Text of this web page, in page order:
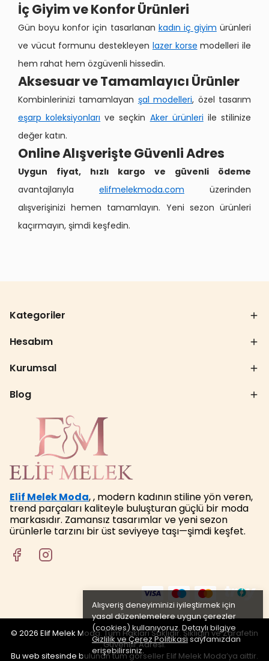
Alışveriş deneyiminizi iyileştirmek için
yasal düzenlemelere uygun çerezler
(cookies) kullanıyoruz. Detaylı bilgiye
Gizlilik ve Çerez Politikasısayfamızdan
erişebilirsiniz.
İç Giyim ve Konfor Ürünleri
Gün boyu konfor için tasarlanan kadın iç giyim ürünleri
ve vücut formunu destekleyen lazer korse modelleri ile
hem rahat hem özgüvenli hissedin.
Aksesuar ve Tamamlayıcı Ürünler
Kombinlerinizi tamamlayan şal modelleri, özel tasarım
eşarp koleksiyonları ve seçkin Aker ürünleri ile stilinize
değer katın.
Online Alışverişte Güvenli Adres
Uygun fiyat, hızlı kargo ve güvenli ödeme
avantajlarıyla elifmelekmoda.com üzerinden
alışverişinizi hemen tamamlayın. Yeni sezon ürünleri
kaçırmayın, şimdi keşfedin.
Kategoriler
Hesabım
Kurumsal
Blog
Elif Melek Moda, , modern kadının stiline yön veren,
trend parçaları kaliteyle buluşturan güçlü bir moda
markasıdır. Zamansız tasarımlar ve yeni sezon
ürünlerle tarzını bir üst seviyeye taşı—şimdi keşfet.
© 2026 Elif Melek Moda. Tüm Hakları Saklıdır. Şıklığın ve Zarafetin
Güvenilir Adresi.
Bu web sitesinde bulunan tüm görseller Elif Melek Moda’ya aittir.